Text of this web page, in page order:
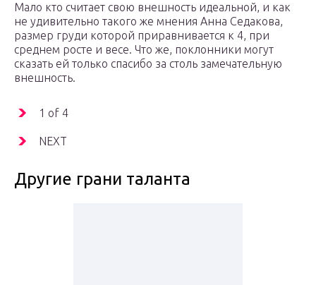
Мало кто считает свою внешность идеальной, и как
не удивительно такого же мнения Анна Седакова,
размер груди которой приравнивается к 4, при
среднем росте и весе. Что же, поклонники могут
сказать ей только спасибо за столь замечательную
внешность.
1 of 4
NEXT
Другие грани таланта